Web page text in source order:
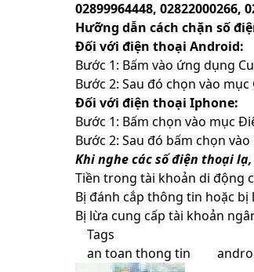
02899964448, 02822000266,
Hưỡng dẫn cách chặn số
Đối với điện thoại Android:
Bước 1: Bấm vào ứng dụng
Bước 2: Sau đó chọn vào
Đối với điện thoại Iphone:
Bước 1: Bấm chọn vào mục
Bước 2: Sau đó bấm chọn
Khi nghe các số điện thoại
Tiền trong tài khoản di động
Bị đánh cắp thông tin hoặc
Bị lừa cung cấp tài khoản
Tags
an toan thong tin